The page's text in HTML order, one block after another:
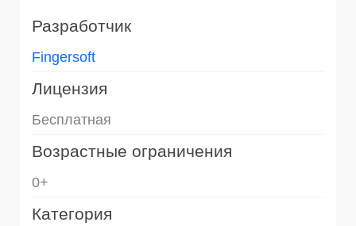
Разработчик
Fingersoft
Лицензия
Бесплатная
Возрастные ограничения
0+
Категория